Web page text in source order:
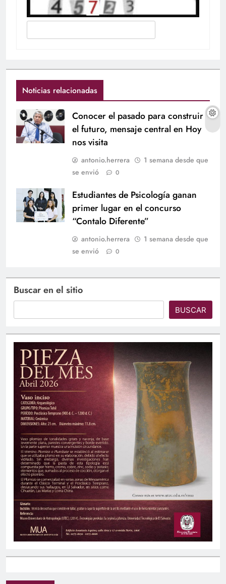
Noticias relacionadas
Conocer el pasado para construir
el futuro, mensaje central en Hoy
nos visita
antonio.herrera
1 semana desde que
se envió
0
Estudiantes de Psicología ganan
primer lugar en el concurso
“Contalo Diferente”
antonio.herrera
1 semana desde que
se envió
0
Buscar en el sitio
BUSCAR